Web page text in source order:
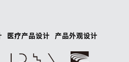
医疗产品设计 产品外观设计